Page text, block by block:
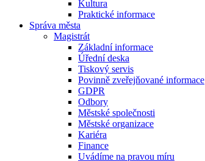
Kultura
Praktické informace
Správa města
Magistrát
Základní informace
Úřední deska
Tiskový servis
Povinně zveřejňované informace
GDPR
Odbory
Městské společnosti
Městské organizace
Kariéra
Finance
Uvádíme na pravou míru